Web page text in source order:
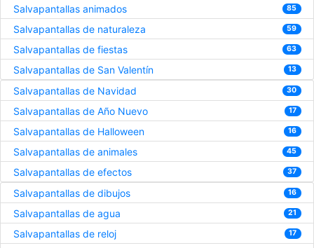
Salvapantallas animados 85
Salvapantallas de naturaleza 59
Salvapantallas de fiestas 63
Salvapantallas de San Valentín 13
Salvapantallas de Navidad 30
Salvapantallas de Año Nuevo 17
Salvapantallas de Halloween 16
Salvapantallas de animales 45
Salvapantallas de efectos 37
Salvapantallas de dibujos 16
Salvapantallas de agua 21
Salvapantallas de reloj 17